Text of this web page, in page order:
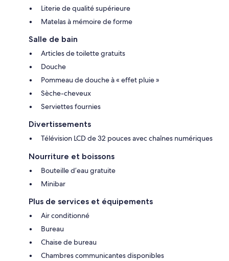
Literie de qualité supérieure
Matelas à mémoire de forme
Salle de bain
Articles de toilette gratuits
Douche
Pommeau de douche à « effet pluie »
Sèche-cheveux
Serviettes fournies
Divertissements
Télévision LCD de 32 pouces avec chaînes numériques
Nourriture et boissons
Bouteille d’eau gratuite
Minibar
Plus de services et équipements
Air conditionné
Bureau
Chaise de bureau
Chambres communicantes disponibles